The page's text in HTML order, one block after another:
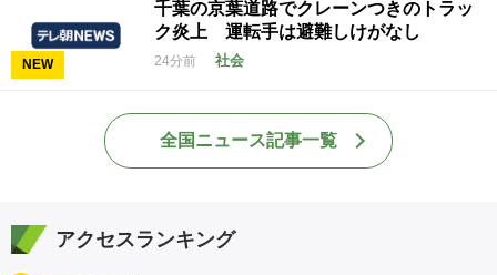
NEW
千葉の京葉道路でクレーンつきのトラッ
ク炎上 運転手は避難しけがなし
24分前 社会
全国ニュース記事一覧
アクセスランキング